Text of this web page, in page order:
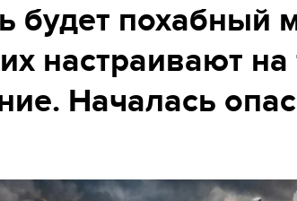
Экономика
Спорт
будет похабный
настраивают
Началась